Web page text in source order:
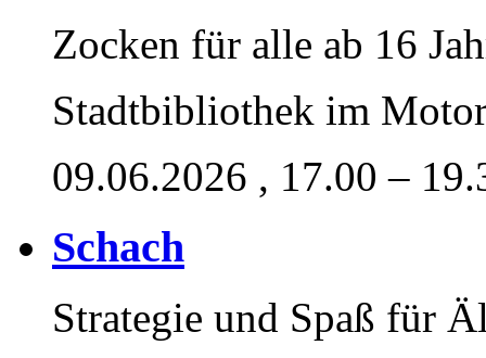
Zocken für alle ab 16
Stadtbibliothek im
09.06.2026 , 17.00 –
Schach
Strategie und Spaß für